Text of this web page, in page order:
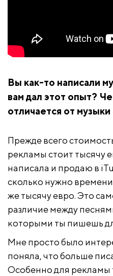
Вы как-то написали
вам дал этот опыт?
отличается от
Прежде всего
рекламы стоит тысячу
написала и продаю в
сколько нужно
же тысячу евро. Это
различие между
которыми ты пишешь
Мне просто было
поняла, что больше
Особенно для